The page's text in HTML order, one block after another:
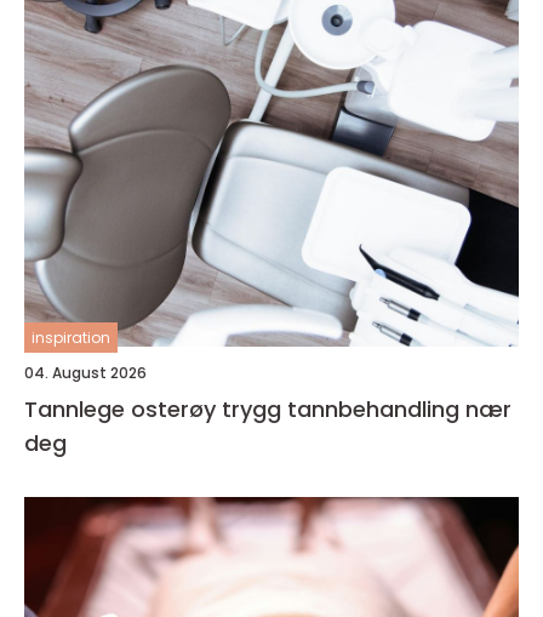
inspiration
04. August 2026
Tannlege osterøy trygg tannbehandling nær
deg